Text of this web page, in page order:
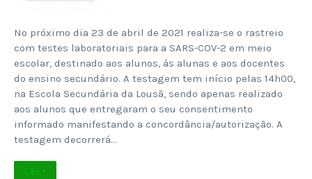
No próximo dia 23 de abril de 2021 realiza-se o rastreio
com testes laboratoriais para a SARS-COV-2 em meio
escolar, destinado aos alunos, às alunas e aos docentes
do ensino secundário. A testagem tem início pelas 14h00,
na Escola Secundária da Lousã, sendo apenas realizado
aos alunos que entregaram o seu consentimento
informado manifestando a concordância/autorização. A
testagem decorrerá…
Ler +